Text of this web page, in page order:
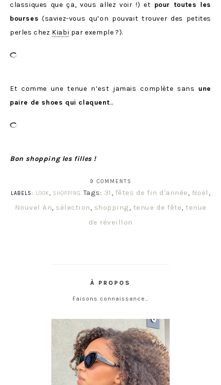
classiques que ça, vous allez voir !) et pour toutes les
bourses (saviez-vous qu’on pouvait trouver des petites
perles chez Kiabi par exemple ?).
Et comme une tenue n’est jamais complète sans une
paire de shoes qui claquent…
Bon shopping les filles !
9 COMMENTS
LABELS: LOOK, SHOPPING Tags: 31 , fêtes de fin d'année, Noël ,
Nouvel An, sélection, shopping, tenue de fête, tenue
de réveillon
À PROPOS
Faisons connaissance…